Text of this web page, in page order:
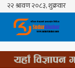
Skip
content